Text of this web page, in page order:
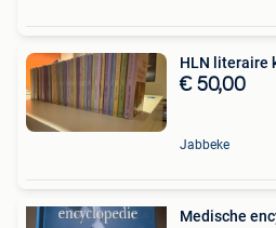
HLN literaire
€ 50,00
Jabbeke
Medische